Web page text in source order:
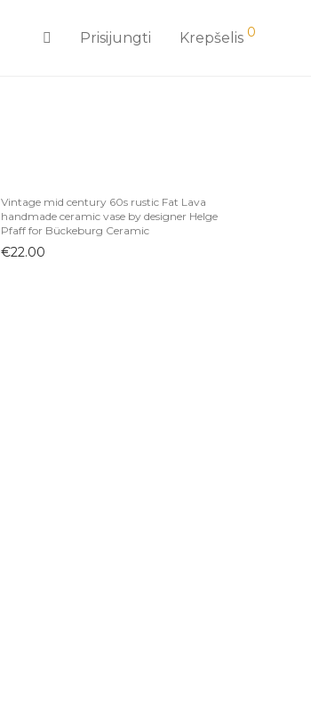
Prisijungti Krepšelis 0
Vintage mid century 60s rustic Fat Lava
handmade ceramic vase by designer Helge
Pfaff for Bückeburg Ceramic
€22.00